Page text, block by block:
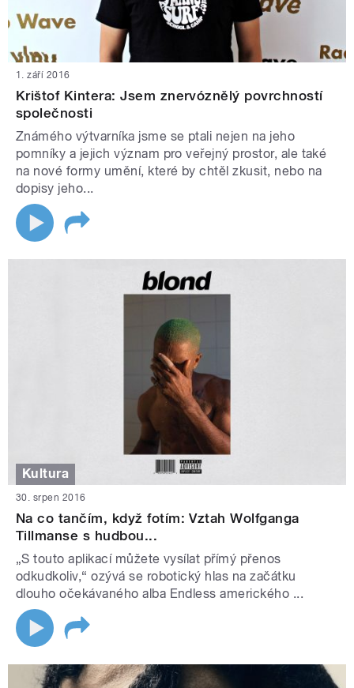
1. září 2016
Krištof Kintera: Jsem znervóznělý povrchností
společnosti
Známého výtvarníka jsme se ptali nejen na jeho
pomníky a jejich význam pro veřejný prostor, ale také
na nové formy umění, které by chtěl zkusit, nebo na
dopisy jeho...
Kultura
30. srpen 2016
Na co tančím, když fotím: Vztah Wolfganga
Tillmanse s hudbou...
„S touto aplikací můžete vysílat přímý přenos
odkudkoliv,“ ozývá se robotický hlas na začátku
dlouho očekávaného alba Endless amerického ...